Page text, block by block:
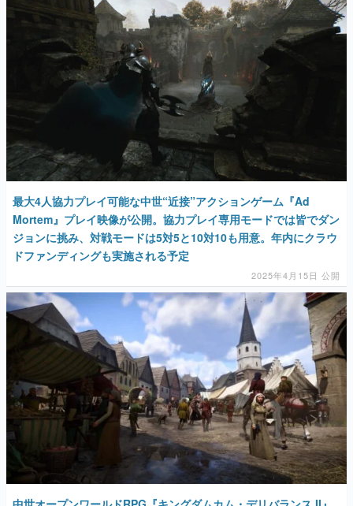
最大4人協力プレイ可能な中世“近接”アクションゲーム『Ad
Mortem』プレイ映像が公開。協力プレイ専用モードでは皆でダン
ジョンに挑み、対戦モードは5対5と10対10も用意。年内にクラウ
ドファンディングも実施される予定
2025年4月15日 公開